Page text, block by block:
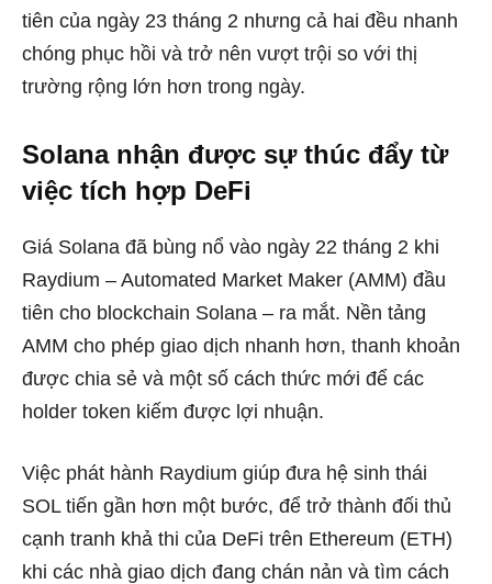
tiên của ngày 23 tháng 2 nhưng cả hai đều nhanh
chóng phục hồi và trở nên vượt trội so với thị
trường rộng lớn hơn trong ngày.
Solana nhận được sự thúc đẩy từ
việc tích hợp DeFi
Giá Solana đã bùng nổ vào ngày 22 tháng 2 khi
Raydium – Automated Market Maker (AMM) đầu
tiên cho blockchain Solana – ra mắt. Nền tảng
AMM cho phép giao dịch nhanh hơn, thanh khoản
được chia sẻ và một số cách thức mới để các
holder token kiếm được lợi nhuận.
Việc phát hành Raydium giúp đưa hệ sinh thái
SOL tiến gần hơn một bước, để trở thành đối thủ
cạnh tranh khả thi của DeFi trên Ethereum (ETH)
khi các nhà giao dịch đang chán nản và tìm cách